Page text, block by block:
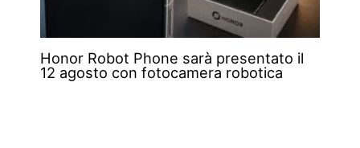
Honor Robot Phone sarà presentato il
12 agosto con fotocamera robotica